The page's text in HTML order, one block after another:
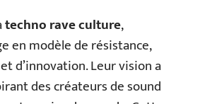
techno rave culture,
en modèle de résistance,
d’innovation. Leur vision a
des créateurs de sound